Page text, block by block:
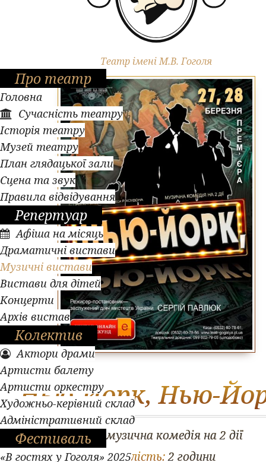
Театр імені М.В. Гоголя
Про театр
Головна
Сучасність театру
Історія театру
Музей театру
План глядацької зали
Сцена та звук
Правила відвідування
Репертуар
Афіша на місяць
Драматичні вистави
Музичні вистави
Вистави для дітей
Концерти
Архів вистав
Колектив
Актори драми
Артисти балету
Артисти оркестру
Художньо-керівний склад
Адміністративний склад
Фестиваль
«В гостях у Гоголя» 2025
Музичні вистави
Нью-Йорк, Нью-
Жанр:музична комедія на 2 дії
Тривалість:2 години